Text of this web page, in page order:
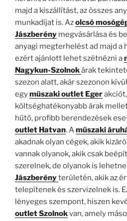
majd a kiszállítást, az összes
munkadíjat is. Azolcsó
Jászberény megvásárlása és
anyagi megterhelést ad majd a
ezért ajánlott lehet szétnézni a
Nagykun-Szolnokárak
szezon alatt, akár szezonon
egyműszaki outlet Eger
költséghatékonyabb árak
hűtő, profibb berendezések
outlet Hatvan. Aműszaki
akadnak olyan cégek, akik
vannak olyanok, akik csak
szerelnek, de olyanok is
Jászberényterületén, akik az
telepítenek és szervizelnek is.
lényeges szempont, hiszen
outlet Szolnokvan, amely